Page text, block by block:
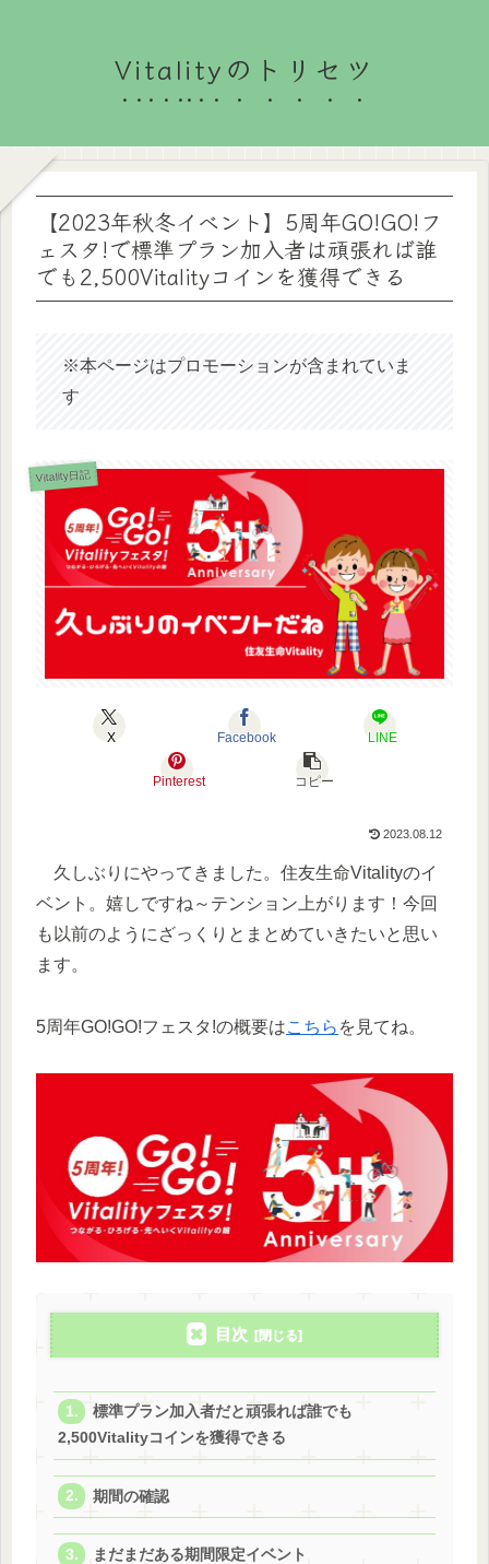
Vitalityのトリセツ
【2023年秋冬イベント】5周年GO!GO!フ
ェスタ!で標準プラン加入者は頑張れば誰
でも2,500Vitalityコインを獲得できる
※本ページはプロモーションが含まれていま
す
Vitality日記
X Facebook LINE
Pinterest コピー
2023.08.12
久しぶりにやってきました。住友生命Vitalityのイ
ベント。嬉しですね～テンション上がります！今回
も以前のようにざっくりとまとめていきたいと思い
ます。
5周年GO!GO!フェスタ!の概要はこちら を見てね。
目次
標準プラン加入者だと頑張れば誰でも
2,500Vitalityコインを獲得できる
期間の確認
まだまだある期間限定イベント